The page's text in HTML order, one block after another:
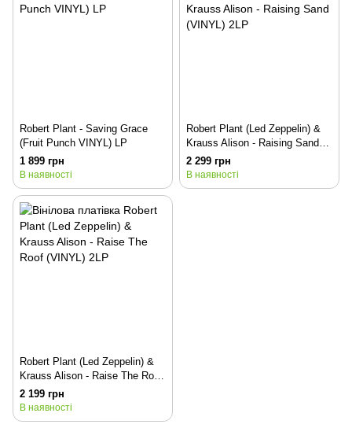
Robert Plant - Saving Grace
(Fruit Punch VINYL) LP
1 899 грн
В наявності
Robert Plant (Led Zeppelin) &
Krauss Alison - Raising Sand
(VINYL) 2LP
2 299 грн
В наявності
Robert Plant (Led Zeppelin) &
Krauss Alison - Raise The Roof
(VINYL) 2LP
2 199 грн
В наявності